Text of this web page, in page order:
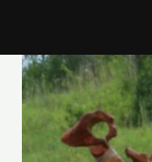
Przejdź
treści